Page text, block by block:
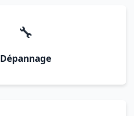
🔧
Dépannage